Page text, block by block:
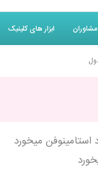
مشاوران ابزار های کلینیک
استامینوفن میخورد